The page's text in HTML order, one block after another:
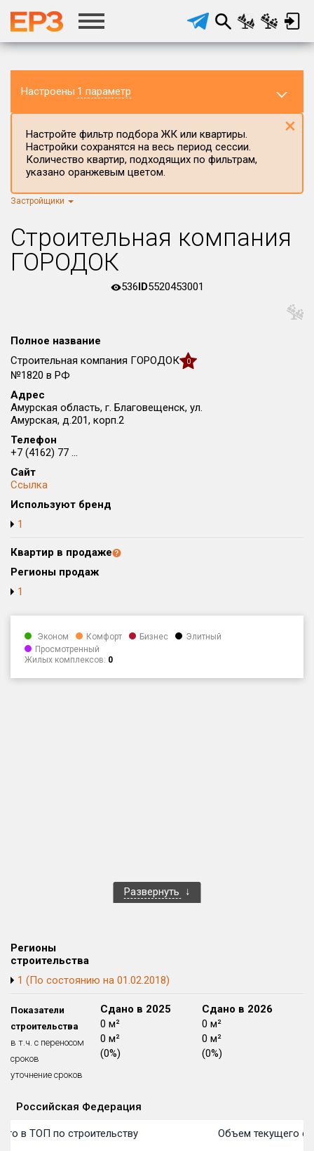
Настроены 1 параметр
Регион ЖК
Район в регионе
Все
Все
Район в городе
Цена
от
Общая площадь, м²
от
Срок сдачи
Вид объекта
Только новые
Оценка ЕРЗ ЖК
Блокированных домов
Домов с апартаментами
Блокированных домов
Квартир, апартаментов,
блоков в БД
56 039 из 56 039
Настройте фильтр подбора ЖК или квартиры.
Настройки сохранятся на весь период сессии.
Количество квартир, подходящих по фильтрам,
указано оранжевым цветом.
×
Застройщики
Строительная компания
ГОРОДОК
536ID5520453001
Полное название
Строительная компания ГОРОДОК
0
№1820 в РФ
Адрес
Амурская область, г. Благовещенск, ул.
Амурская, д.201, корп.2
Телефон
+7 (4162) 77 ...
Сайт
Ссылка
Используют бренд
1
Квартир в продаже
Регионы продаж
1
Эконом Комфорт Бизнес
Элитный
Просмотренный
Жилых комплексов: 0
Развернуть
Регионы
строительства
1 (По состоянию на 01.02.2018)
Показатели
строительства
в т.ч. с переносом
сроков
уточнение сроков
в 2024
м²
м²
Сдано в 2025
0 м²
0 м²
(0%)
Сдано в 2026
0 м²
0 м²
(0%)
Российская Федерация
в ТОП по строительству Объем текущего